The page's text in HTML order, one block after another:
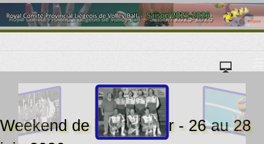
Weekend de l'entraîneur - 26 au 28